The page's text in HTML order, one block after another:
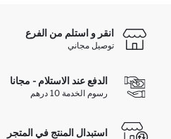
انقر و استلم من الفرع
توصيل مجاني
الدفع عند الاستلام - مجانا
رسوم الخدمة 10 درهم
استبدال المنتج في المتجر